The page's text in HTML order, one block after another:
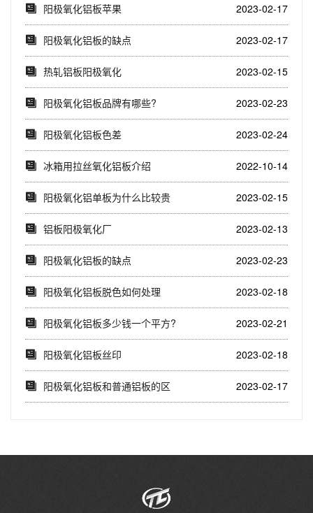
阳极氧化铝板苹果 2023-02-17
阳极氧化铝板的缺点 2023-02-17
热轧铝板阳极氧化 2023-02-15
阳极氧化铝板品牌有哪些? 2023-02-23
阳极氧化铝板色差 2023-02-24
冰箱用拉丝氧化铝板介绍 2022-10-14
阳极氧化铝单板为什么比较贵 2023-02-15
铝板阳极氧化厂 2023-02-13
阳极氧化铝板的缺点 2023-02-23
阳极氧化铝板脱色如何处理 2023-02-18
阳极氧化铝板多少钱一个平方? 2023-02-21
阳极氧化铝板丝印 2023-02-18
阳极氧化铝板和普通铝板的区
2023-02-17